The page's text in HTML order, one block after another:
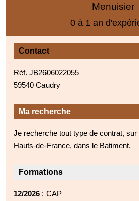
Menuisier
0 à 1 an
Contact
Réf. JB2606022055
59540 Caudry
Ma recherche
Je recherche tout type de contrat, sur
Hauts-de-France, dans le Batiment.
Formations
12/2026 : CAP